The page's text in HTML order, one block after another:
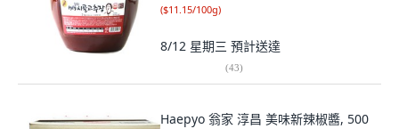
($11.15/100g)
8/12 星期三 預計送達
(43)
Haepyo 翁家 淳昌 美味新辣椒醬, 500